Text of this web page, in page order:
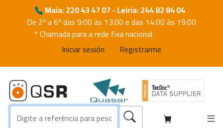
Maia: 220 43 47 07 - Leiria: 244 82 84 04
De 2ª a 6ª das 9:00 às 13:00 e das 14:00 às 19:00
* Chamada para a rede fixa nacional
Iniciar sesión
Registrarme